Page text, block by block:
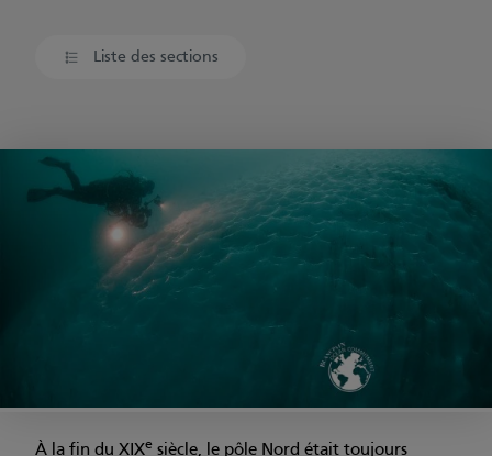
Liste des sections
À la fin du XIXe siècle, le pôle Nord était toujours